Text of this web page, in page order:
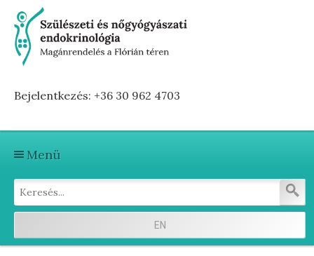
Bejelentkezés: +36 30 962 4703
Menü
Kezdőlap
Szolgáltatások
Első vizitre készülve
EN